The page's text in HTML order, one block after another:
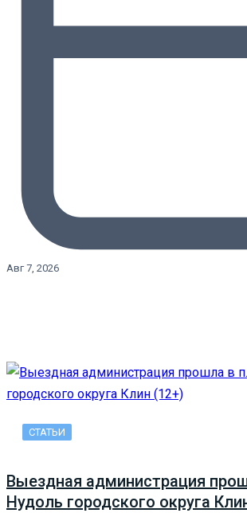
Авг 7, 2026
СТАТЬИ
Выездная администрация
Нудоль городского округа